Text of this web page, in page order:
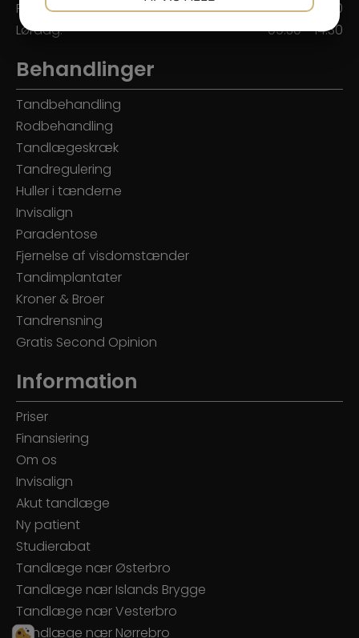
Fredag:
08.00 - 15.00
Lørdag:
09.30 - 14.30
Behandlinger
Tandbehandling
Rodbehandling
Tandlægeskræk
Tandregulering
Huller i tænderne
Invisalign
Paradentose
Fjernelse af visdomstænder
Tandimplantater
Kroner & Broer
Tandrensning
Gratis Second Opinion
Information
Priser
Finansiering
Om os
Invisalign
Akut tandlæge
Ny patient
Studierabat
Tandlæge nær Østerbro
Tandlæge nær Islands Brygge
Tandlæge nær Vesterbro
Tandlæge nær Nørrebro